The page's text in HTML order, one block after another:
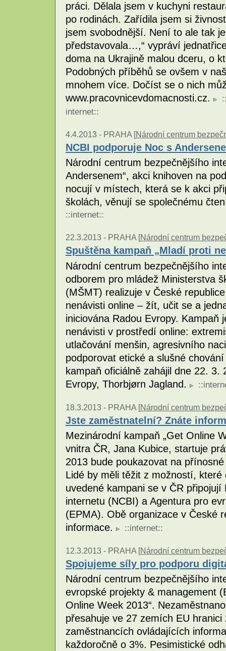
práci. Dělala jsem v kuchyni
po rodinách. Zařídila jsem si
jsem svobodnější. Není to ale tak
představovala…,“ vypráví
doma na Ukrajině malou dceru, o
Podobných příběhů se ovšem v
mnohem více. Dočíst se o nich
www.pracovnicevdomacnosti.cz.
internet::
4.4.2013 - PRAHA [Národní centrum
NCBI podporuje Noc s
Národní centrum bezpečnějšího
Andersenem“, akci knihoven na
nocují v místech, která se k akci
školách, věnují se společnému
::internet::
22.3.2013 - PRAHA [Národní centrum
Spuštěna kampaň „Mladí proti
Národní centrum bezpečnějšího
odborem pro mládež Ministerstva
(MŠMT) realizuje v České
nenávisti online – žít, učit se a
iniciována Radou Evropy. Kampaň
nenávisti v prostředí online:
utlačování menšin, agresivního
podporovat etické a slušné
kampaň oficiálně zahájil dne 22.
Evropy, Thorbjørn Jagland.
::
18.3.2013 - PRAHA [Národní centrum
Jste zaměstnatelní? Znáte
Mezinárodní kampaň „Get Online
vnitra ČR, Jana Kubice, startuje
2013 bude poukazovat na
Lidé by měli těžit z možností,
uvedené kampani se v ČR
internetu (NCBI) a Agentura pro
(EPMA). Obě organizace v České
informace.
::internet::
12.3.2013 - PRAHA [Národní centrum
Spojujeme síly pro podporu
Národní centrum bezpečnějšího
evropské projekty & management
Online Week 2013“.
přesahuje ve 27 zemích EU
zaměstnancích ovládajících
každoročně o 3%. Pesimistické